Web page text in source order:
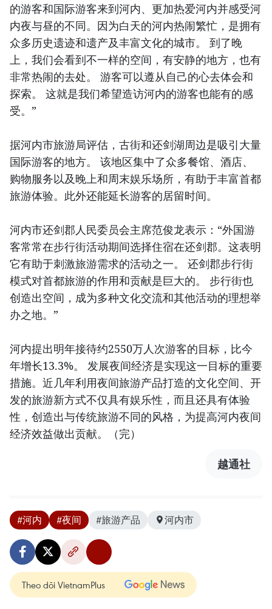
的游客和国际游客来到河内、更加热爱河内并感受河
内夜与昼的不同。因为白天的河内热闹繁忙，是拥有
众多历史遗迹和遗产及丰富文化的城市。 到了晚
上，我们会看到不一样的空间，有安静的地方，也有
非常热闹的去处。 游客可以遵从自己的心去体会和
探索。 这就是我们希望造访河内的游客也能有的感
受。”
据河内市旅游局评估，古街和还剑湖周边是吸引大量
国际游客的地方。 该地区集中了众多餐馆、酒店、
购物服务以及晚上和周末娱乐场所，有助于丰富首都
旅游体验。此外还能延长游客的居留时间。
河内市还剑郡人民委员会主席范俊龙表示：“外国游
客常常在步行街活动期间选择住宿在还剑郡。这表明
它有助于刺激旅游需求的活动之一。 还剑郡步行街
模式对首都旅游的作用和贡献是巨大的。 步行街也
创造出空间，成为多种文化交流和其他活动的理想举
办之地。”
河内提出明年接待约2550万人次游客的目标，比今
年增长13.3%。 发展夜间经济是实现这一目标的重要
措施。近几年利用夜间旅游产品打造的文化空间、开
发的旅游新方式不仅具有娱乐性，而且还具有体验
性，创造出与传统旅游不同的风格，为提高河内夜间
经济效益做出贡献。（完）
越通社
#河内 #夜间 #旅游产品 河内市
Theo dõi VietnamPlus